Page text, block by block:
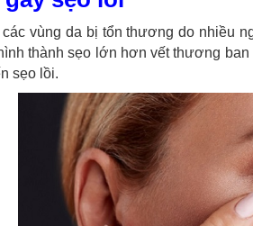
vùng da bị tổn thương do nhiều
thành sẹo lớn hơn vết thương
sẹo lồi.